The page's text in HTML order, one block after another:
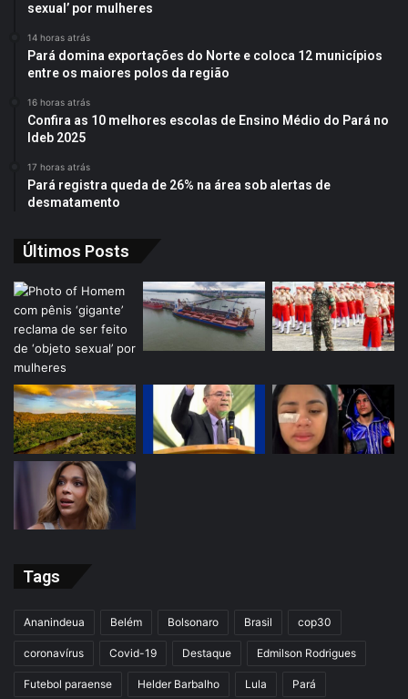
sexual’ por mulheres
14 horas atrás
Pará domina exportações do Norte e coloca 12 municípios
entre os maiores polos da região
16 horas atrás
Confira as 10 melhores escolas de Ensino Médio do Pará no
Ideb 2025
17 horas atrás
Pará registra queda de 26% na área sob alertas de
desmatamento
Últimos Posts
Tags
Ananindeua Belém Bolsonaro Brasil cop30
coronavírus Covid-19 Destaque Edmilson Rodrigues
Futebol paraense Helder Barbalho Lula Pará